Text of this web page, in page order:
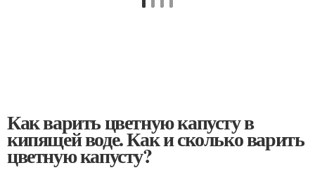
Как варить цветную капусту в
кипящей воде. Как и сколько варить
цветную капусту?